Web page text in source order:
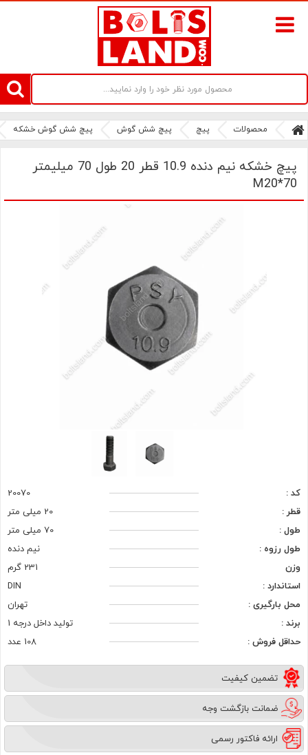
سامانه آنلاین فروش پیچ و مهره های صنعتی بولتز لند | سرزمین پیچ
محصولات پیچ پیچ شش گوش پیچ شش گوش خشکه
پیچ خشکه نیم دنده 10.9 قطر 20 طول 70 میلیمتر
M20*70
کد :
20070
قطر :
20 میلی متر
طول :
70 میلی متر
طول رزوه :
نیم دنده
وزن
231 گرم
استاندارد :
DIN
محل بارگیری :
تهران
برند :
تولید داخل درجه 1
حداقل فروش :
108 عدد
تضمین کیفیت
ضمانت بازگشت وجه
ارائه فاکتور رسمی